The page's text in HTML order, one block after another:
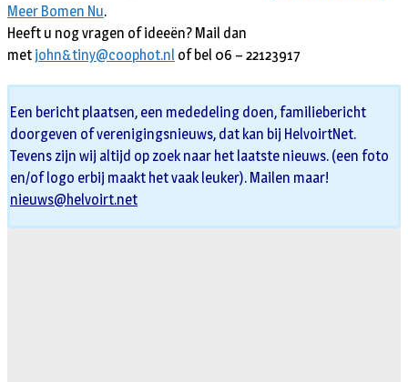
Meer Bomen Nu.
Heeft u nog vragen of ideeën? Mail dan
met john&tiny@coophot.nl of bel 06 – 22123917
Een bericht plaatsen, een mededeling doen, familiebericht
doorgeven of verenigingsnieuws, dat kan bij HelvoirtNet.
Tevens zijn wij altijd op zoek naar het laatste nieuws. (een foto
en/of logo erbij maakt het vaak leuker). Mailen maar!
nieuws@helvoirt.net